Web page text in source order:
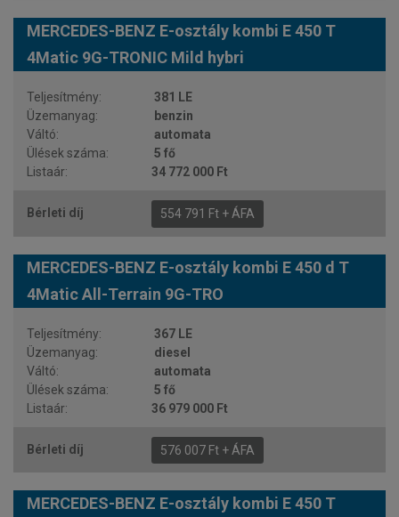
MERCEDES-BENZ E-osztály kombi E 450 T
4Matic 9G-TRONIC Mild hybri
381 LE
benzin
automata
5 fő
34 772 000 Ft
554 791 Ft + ÁFA
MERCEDES-BENZ E-osztály kombi E 450 d T
4Matic All-Terrain 9G-TRO
367 LE
diesel
automata
5 fő
36 979 000 Ft
576 007 Ft + ÁFA
MERCEDES-BENZ E-osztály kombi E 450 T